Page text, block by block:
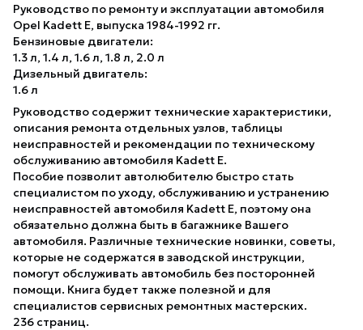
Руководство по ремонту и эксплуатации автомобиля
Opel Kadett Е, выпуска 1984-1992 гг.
Бензиновые двигатели:
1.3 л, 1.4 л, 1.6 л, 1.8 л, 2.0 л
Дизельный двигатель:
1.6 л
Руководство содержит технические характеристики,
описания ремонта отдельных узлов, таблицы
неисправностей и рекомендации по техническому
обслуживанию автомобиля Kadett Е.
Пособие позволит автолюбителю быстро стать
специалистом по уходу, обслуживанию и устранению
неисправностей автомобиля Kadett Е, поэтому она
обязательно должна быть в багажнике Вашего
автомобиля. Различные технические новинки, советы,
которые не содержатся в заводской инструкции,
помогут обслуживать автомобиль без посторонней
помощи. Книга будет также полезной и для
специалистов сервисных ремонтных мастерских.
236 страниц.